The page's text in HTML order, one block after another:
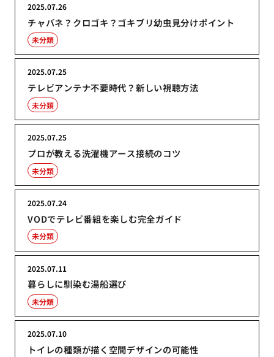
チャバネ？クロゴキ？ゴキブリ幼虫見分けポイント
2025.07.26
未分類
テレビアンテナ不要時代？新しい視聴方法
2025.07.25
未分類
プロが教える洗濯機アース接続のコツ
2025.07.25
未分類
VODでテレビ番組を楽しむ完全ガイド
2025.07.24
未分類
暮らしに馴染む湯船選び
2025.07.11
未分類
トイレの種類が描く空間デザインの可能性
2025.07.10